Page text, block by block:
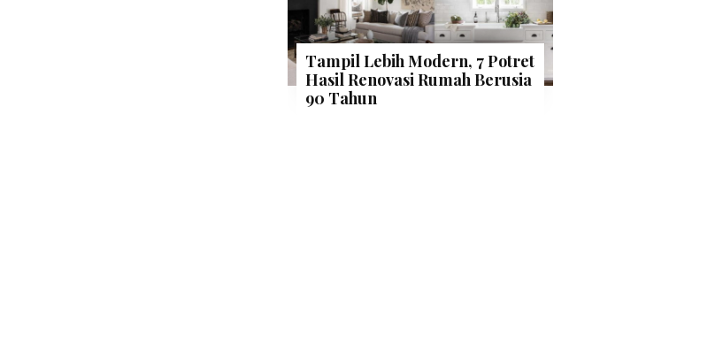
Tampil Lebih Modern, 7 Potret
Hasil Renovasi Rumah Berusia
90 Tahun